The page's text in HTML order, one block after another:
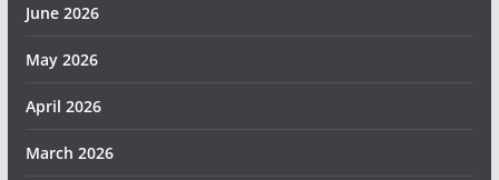
June 2026
May 2026
April 2026
March 2026